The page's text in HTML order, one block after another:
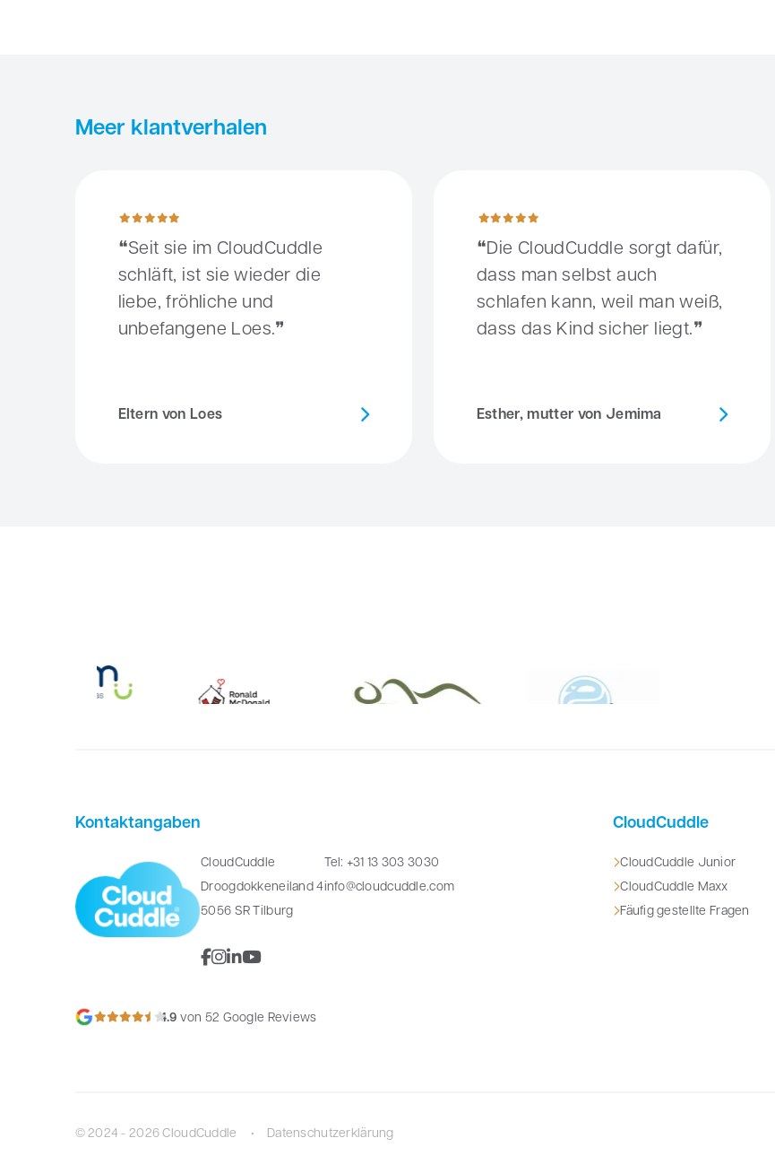
Meer klantverhalen
Seit sie im CloudCuddle
schläft, ist sie wieder die
liebe, fröhliche und
unbefangene Loes.
Eltern von Loes
Die CloudCuddle sorgt dafür,
dass man selbst auch
schlafen kann, weil man weiß,
dass das Kind sicher liegt.
Esther, mutter von Jemima
Kontaktangaben
CloudCuddle
Droogdokkeneiland 4
5056 SR Tilburg
Tel: +31 13 303 3030
info@cloudcuddle.com
CloudCuddle
CloudCuddle Junior
CloudCuddle Maxx
Fäufig gestellte Fragen
4.9 von 52 Google Reviews
© 2024 - 2026 CloudCuddle Datenschutzerklärung